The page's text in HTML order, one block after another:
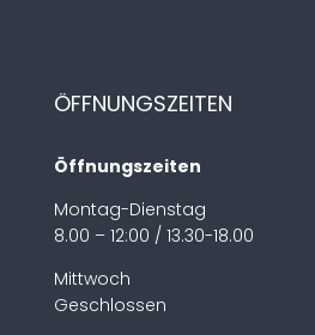
ÖFFNUNGSZEITEN
Öffnungszeiten
Montag-Dienstag
8.00 – 12:00 / 13.30-18.00
Mittwoch
Geschlossen